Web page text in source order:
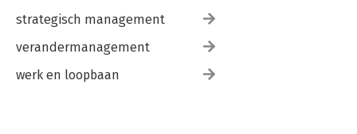
strategisch management
verandermanagement
werk en loopbaan